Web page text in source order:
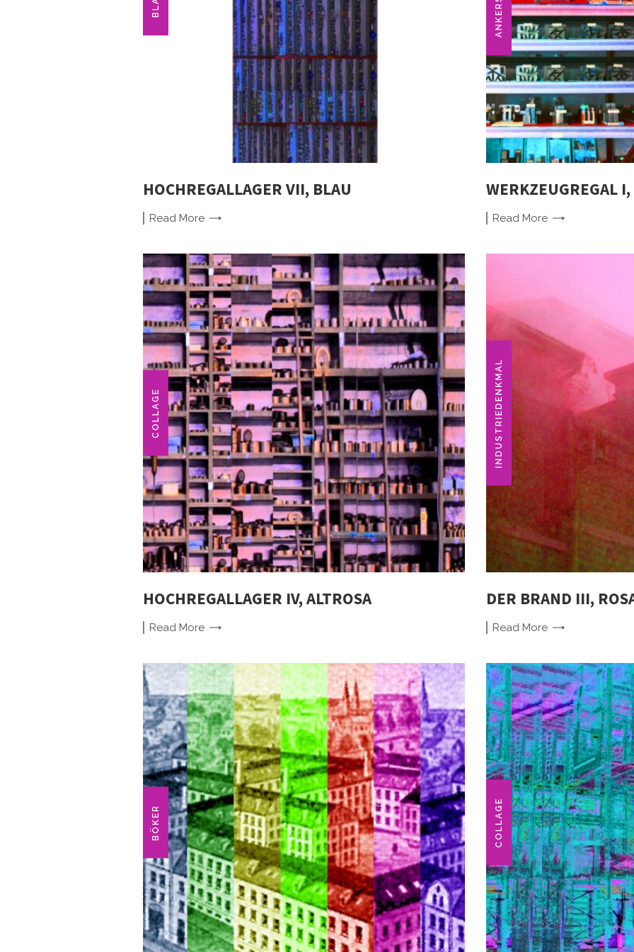
HOCHREGALLAGER VII, BLAU
Read More
WERKZEUGREGAL
Read More
COLLAGE
HOCHREGALLAGER IV, ALTROSA
Read More
INDUSTRIEDENKMAL
DER BRAND III,
Read More
BÖKER COLLAGE